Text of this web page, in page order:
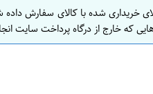
خریداری شده با کالای سفارش
که خارج از درگاه پرداخت سایت